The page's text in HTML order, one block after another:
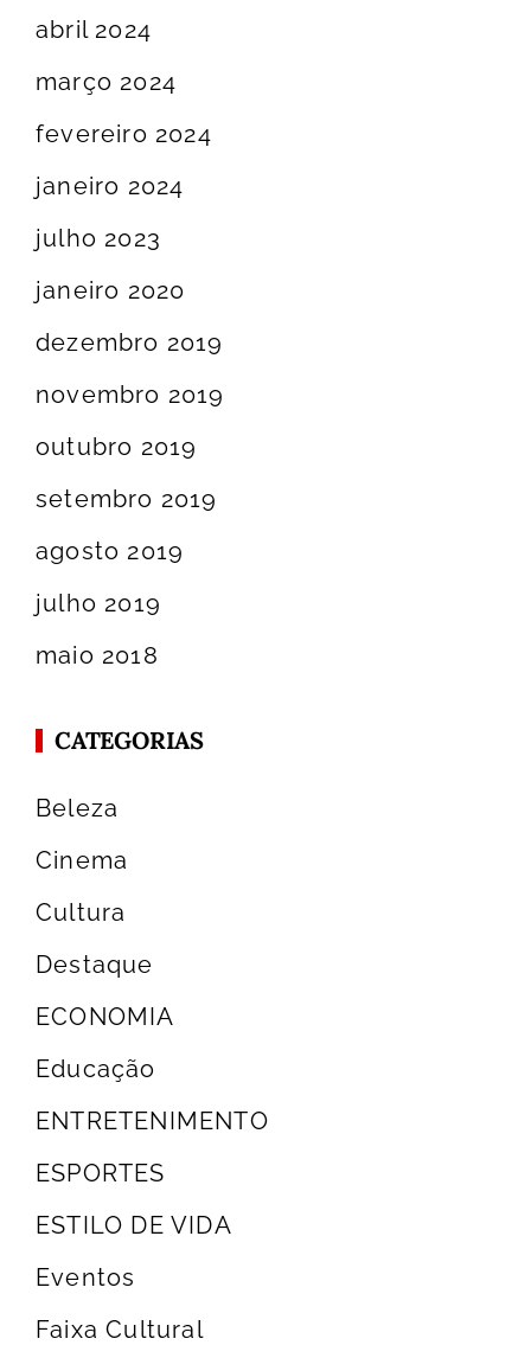
abril 2024
março 2024
fevereiro 2024
janeiro 2024
julho 2023
janeiro 2020
dezembro 2019
novembro 2019
outubro 2019
setembro 2019
agosto 2019
julho 2019
maio 2018
CATEGORIAS
Beleza
Cinema
Cultura
Destaque
ECONOMIA
Educação
ENTRETENIMENTO
ESPORTES
ESTILO DE VIDA
Eventos
Faixa Cultural